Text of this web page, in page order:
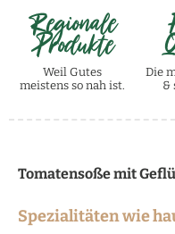
Regionale
Produkte
Weil Gutes
meistens so nah ist.
Die
&
Tomatensoße mit
Spezialitäten wie